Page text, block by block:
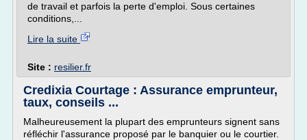
de travail et parfois la perte d'emploi. Sous certaines
conditions,...
Lire la suite
Site : resilier.fr
Credixia Courtage : Assurance emprunteur,
taux, conseils ...
Malheureusement la plupart des emprunteurs signent sans
réfléchir l'assurance proposé par le banquier ou le courtier.